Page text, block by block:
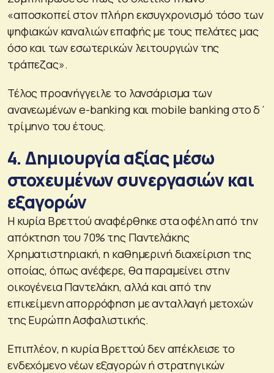
«αποσκοπεί στον πλήρη εκσυγχρονισμό τόσο των
ψηφιακών καναλιών επαφής με τους πελάτες μας
όσο και των εσωτερικών λειτουργιών της
τράπεζας».
Τέλος προανήγγειλε το λανσάρισμα των
ανανεωμένων e-banking και mobile banking στο δ΄
τρίμηνο του έτους.
4. Δημιουργία αξίας μέσω
στοχευμένων συνεργασιών και
εξαγορών
Η κυρία Βρεττού αναφέρθηκε στα οφέλη από την
απόκτηση του 70% της Παντελάκης
Χρηματιστηριακή, η καθημερινή διαχείριση της
οποίας, όπως ανέφερε, θα παραμείνει στην
οικογένεια Παντελάκη, αλλά και από την
επικείμενη απορρόφηση με ανταλλαγή μετοχών
της Ευρώπη Ασφαλιστικής.
Επιπλέον, η κυρία Βρεττού δεν απέκλεισε το
ενδεχόμενο νέων εξαγορών ή στρατηγικών